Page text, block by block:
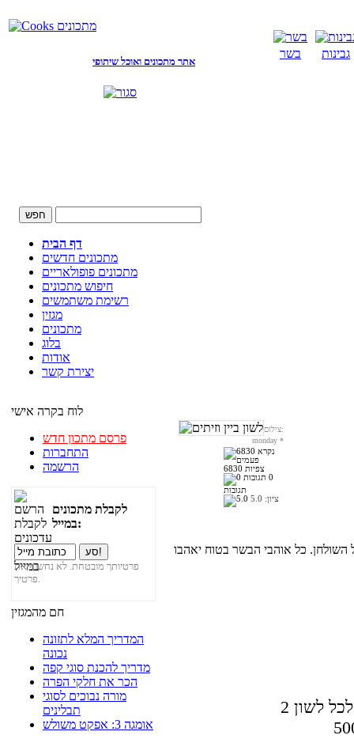
אתר מתכונים ואוכל שיתופי
בשר גבינות
דף הבית
מתכונים חדשים
מתכונים פופולאריים
חיפוש מתכונים
רשימת משתמשים
מגזין
מתכונים
בלוג
אודות
יצירת קשר
לוח בקרה אישי
פרסם מתכון חדש
התחברות
הרשמה
לקבלת מתכונים
במייל:
פרטיותך מובטחת. לא נחשוף את
פרטיך.
חם מהמגזין
המדריך המלא לתזונה
נכונה
מדריך להכנת סוגי קפה
הכר את חלקי הפרה
מורה נבוכים לסוגי
תבלינים
אומגה 3: אפקט משולש
צילום:
monday *
6830 צפיות
0
תגובות
ציון: 5.0
השולחן. כל אוהבי הבשר בטוח יאהבו